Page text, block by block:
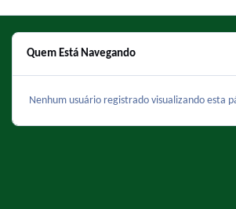
Quem Está Navegando
Nenhum usuário registrado visualizando esta